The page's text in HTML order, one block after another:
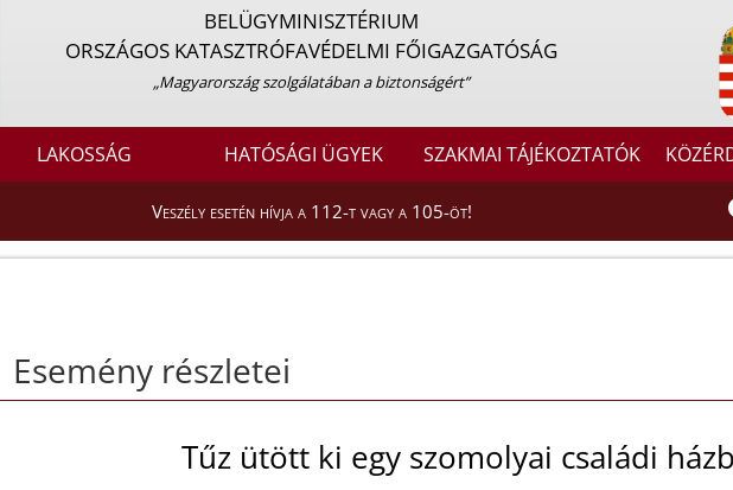
BELÜGYMINISZTÉRIUM
ORSZÁGOS KATASZTRÓFAVÉDELMI FŐIGAZGATÓSÁG
„Magyarország szolgálatában a biztonságért”
LAKOSSÁG HATÓSÁGI ÜGYEK SZAKMAI TÁJÉKOZTATÓK
Veszély esetén hívja a 112-t vagy a 105-öt!
Esemény részletei
Tűz ütött ki egy szomolyai családi